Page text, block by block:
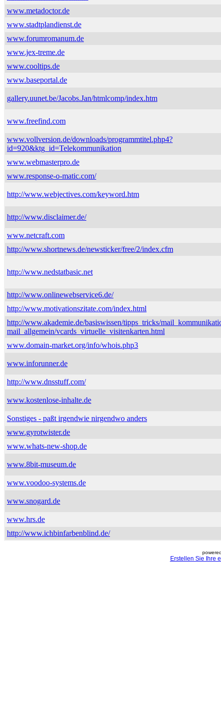
www.metadoctor.de
www.stadtplandienst.de
www.forumromanum.de
www.jex-treme.de
www.cooltips.de
www.baseportal.de
gallery.uunet.be/Jacobs.Jan/htmlcomp/index.htm
www.freefind.com
www.vollversion.de/downloads/programmtitel.php4?
id=920&ktg_id=Telekommunikation
www.webmasterpro.de
www.response-o-matic.com/
http://www.webjectives.com/keyword.htm
http://www.disclaimer.de/
www.netcraft.com
http://www.shortnews.de/newsticker/free/2/index.cfm
http://www.nedstatbasic.net
http://www.onlinewebservice6.de/
http://www.motivationszitate.com/index.html
http://www.akademie.de/basiswissen/tipps_tricks/
mail_allgemein/vcards_virtuelle_visitenkarten.html
www.domain-market.org/info/whois.php3
www.inforunner.de
http://www.dnsstuff.com/
www.kostenlose-inhalte.de
Sonstiges - paßt irgendwie nirgendwo anders
www.gyrotwister.de
www.whats-new-shop.de
www.8bit-museum.de
www.voodoo-systems.de
www.snogard.de
www.hrs.de
http://www.ichbinfarbenblind.de/
Erstellen Sie Ihre